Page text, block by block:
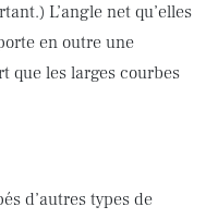
L’angle net qu’elles
en outre une
que les larges courbes
d’autres types de